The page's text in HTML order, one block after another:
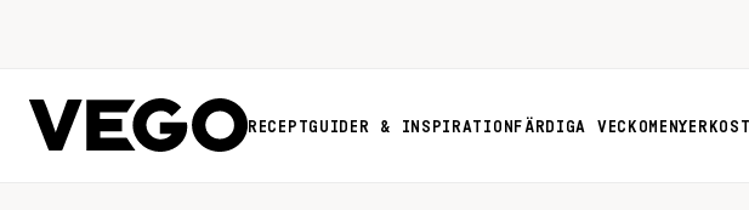
RECEPTGUIDER & INSPIRATION FÄRDIGA VECKOMENYER